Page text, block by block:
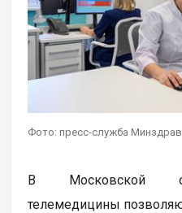
Фото: пресс-служба
В Московской
телемедицины